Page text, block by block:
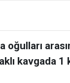
oğulları
kavgada